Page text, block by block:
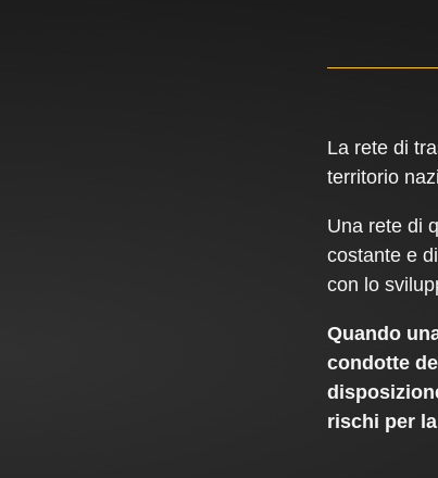
La rete di
territorio
Una rete di
costante e
con lo
Quando
condotte
rischi per